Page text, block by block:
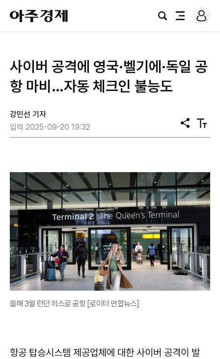
아
주
경
검
전
로
그
사이버 공격에 영국·벨기에·독일 공
항 마비…자동 체크인 불능도
강민선 기자
입력 2025-09-20 19:32
공
유
텍
스
올해 3월 런던 히스로 공항 [로이터 연합뉴스]
항공 탑승시스템 제공업체에 대한 사이버 공격이 발